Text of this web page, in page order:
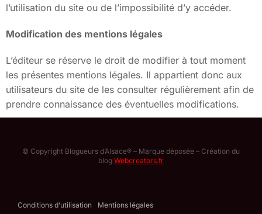
l’utilisation du site ou de l’impossibilité d’y accéder.
Modification des mentions légales
L’éditeur se réserve le droit de modifier à tout moment
les présentes mentions légales. Il appartient donc aux
utilisateurs du site de les consulter régulièrement afin de
prendre connaissance des éventuelles modifications.
© Copyright Blogueurs d’Alsace® – Marque déposée – Création du
blog Webcreators.fr
Conditions d’utilisation Mentions légales